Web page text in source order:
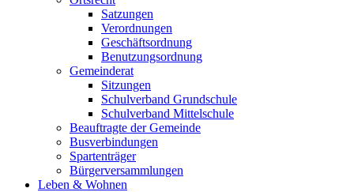
Satzungen
Verordnungen
Geschäftsordnung
Benutzungsordnung
Gemeinderat
Sitzungen
Schulverband Grundschule
Schulverband Mittelschule
Beauftragte der Gemeinde
Busverbindungen
Spartenträger
Bürgerversammlungen
Leben & Wohnen